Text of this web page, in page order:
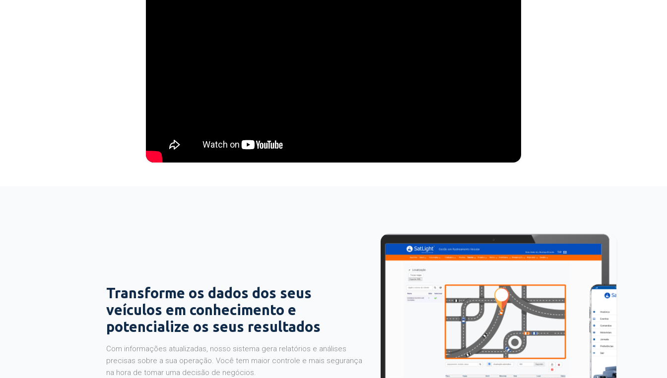
Transforme os dados dos seus
veículos em conhecimento e
potencialize os seus resultados
Com informações atualizadas, nosso sistema gera relatórios e análises
precisas sobre a sua operação. Você tem maior controle e mais segurança
na hora de tomar uma decisão de negócios.